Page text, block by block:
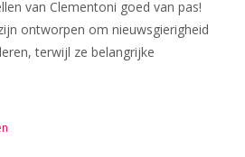
van Clementoni goed van pas!
ontworpen om nieuwsgierigheid
terwijl ze belangrijke